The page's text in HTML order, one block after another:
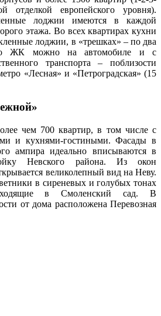
отделкой европейского уровня).
лоджии имеются в каждой
этажа. Во всех квартирах кухни
лоджии, в «трешках» – по два
до ЖК можно на автомобиле и с
транспорта – поблизости
«Лесная» и «Петроградская» (15
чем 700 квартир, в том числе с
и кухнями-гостиными. Фасады в
ампира идеально вписываются в
Невского района. Из окон
великолепный вид на Неву.
в сиреневых и голубых тонах
в Смоленский сад. В
от дома расположена Перевозная